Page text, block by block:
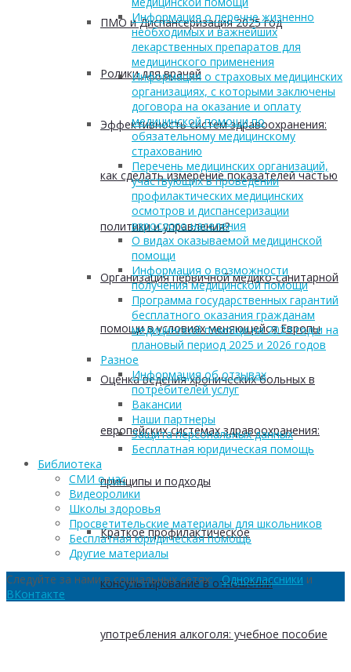
ПМО и Диспансеризация 2025 год
Ролики для врачей
Эффективность систем здравоохранения:
как сделать измерение показателей частью
политики и управления?
Организация первичной медико-санитарной
помощи в условиях меняющейся Европы
Оценка ведения хронических больных в
европейских системах здравоохранения:
принципы и подходы
Краткое профилактическое
консультирование в отношении
употребления алкоголя: учебное пособие
Информация о перечне жизненно
необходимых и важнейших
лекарственных препаратов для
медицинского применения
Информация о страховых медицинских
организациях, с которыми заключены
договора на оказание и оплату
медицинской помощи по
обязательному медицинскому
страхованию
Перечень медицинских организаций,
участвующих в проведении
профилактических медицинских
осмотров и диспансеризации
взрослого населения
О видах оказываемой медицинской
помощи
Информация о возможности
получения медицинской помощи
Программа государственных гарантий
бесплатного оказания гражданам
медицинской помощи на 2024 год и на
плановый период 2025 и 2026 годов
Разное
Информация об отзывах
потребителей услуг
Вакансии
Наши партнеры
Защита персональных данных
Бесплатная юридическая помощь
Библиотека
СМИ о нас
Видеоролики
Школы здоровья
Просветительские материалы для школьников
Бесплатная юридическая помощь
Другие материалы
Следуйте за нами в социальных сетях:Одноклассники и
ВКонтакте